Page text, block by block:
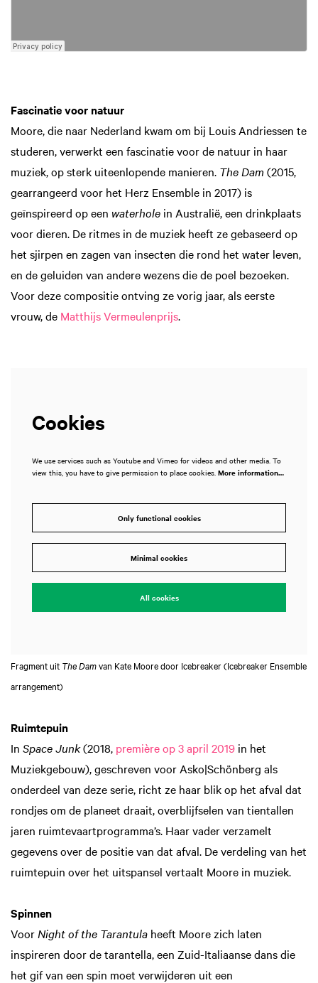
Fascinatie voor natuur
Moore, die naar Nederland kwam om bij Louis Andriessen te
studeren, verwerkt een fascinatie voor de natuur in haar
muziek, op sterk uiteenlopende manieren. The Dam (2015,
gearrangeerd voor het Herz Ensemble in 2017) is
geïnspireerd op een waterhole in Australië, een drinkplaats
voor dieren. De ritmes in de muziek heeft ze gebaseerd op
het sjirpen en zagen van insecten die rond het water leven,
en de geluiden van andere wezens die de poel bezoeken.
Voor deze compositie ontving ze vorig jaar, als eerste
vrouw, de Matthijs Vermeulenprijs.
Cookies
We use services such as Youtube and Vimeo for videos and other media. To
view this, you have to give permission to place cookies. More information…
Only functional cookies
Minimal cookies
All cookies
Fragment uit The Damvan Kate Moore door Icebreaker (Icebreaker Ensemble
arrangement)
Ruimtepuin
In Space Junk(2018, première op 3 april 2019 in het
Muziekgebouw), geschreven voor Asko|Schönberg als
onderdeel van deze serie, richt ze haar blik op het afval dat
rondjes om de planeet draait, overblijfselen van tientallen
jaren ruimtevaartprogramma’s. Haar vader verzamelt
gegevens over de positie van dat afval. De verdeling van het
ruimtepuin over het uitspansel vertaalt Moore in muziek.
Spinnen
Voor Night of the Tarantula heeft Moore zich laten
inspireren door de tarantella, een Zuid-Italiaanse dans die
het gif van een spin moet verwijderen uit een